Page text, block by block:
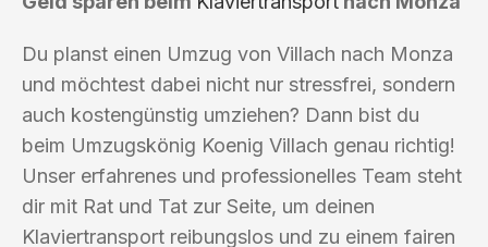
Du planst einen Umzug von Villach nach Monza
und möchtest dabei nicht nur stressfrei, sondern
auch kostengünstig umziehen? Dann bist du
beim Umzugskönig Koenig Villach genau richtig!
Unser erfahrenes und professionelles Team steht
dir mit Rat und Tat zur Seite, um deinen
Klaviertransport reibungslos und zu einem fairen